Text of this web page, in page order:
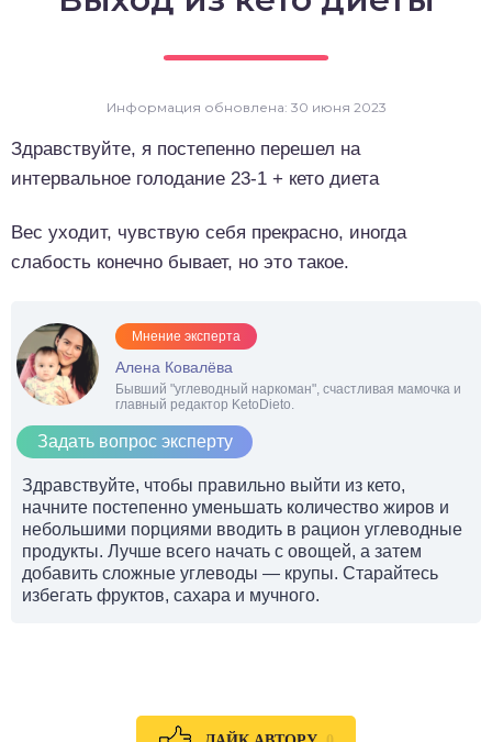
Информация обновлена: 30 июня 2023
Здравствуйте, я постепенно перешел на
интервальное голодание 23-1 + кето диета
Вес уходит, чувствую себя прекрасно, иногда
слабость конечно бывает, но это такое.
Мнение эксперта
Алена Ковалёва
Бывший "углеводный наркоман", счастливая мамочка и
главный редактор KetoDieto.
Задать вопрос эксперту
Здравствуйте, чтобы правильно выйти из кето,
начните постепенно уменьшать количество жиров и
небольшими порциями вводить в рацион углеводные
продукты. Лучше всего начать с овощей, а затем
добавить сложные углеводы — крупы. Старайтесь
избегать фруктов, сахара и мучного.
напитки